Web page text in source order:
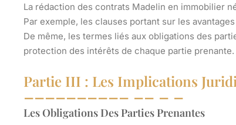
La rédaction des contrats Madelin en immobilier
Par exemple, les clauses portant sur les
De même, les termes liés aux obligations des
protection des intérêts de chaque partie prenante.
Partie III : Les Implications
Les Obligations Des Parties Prenantes